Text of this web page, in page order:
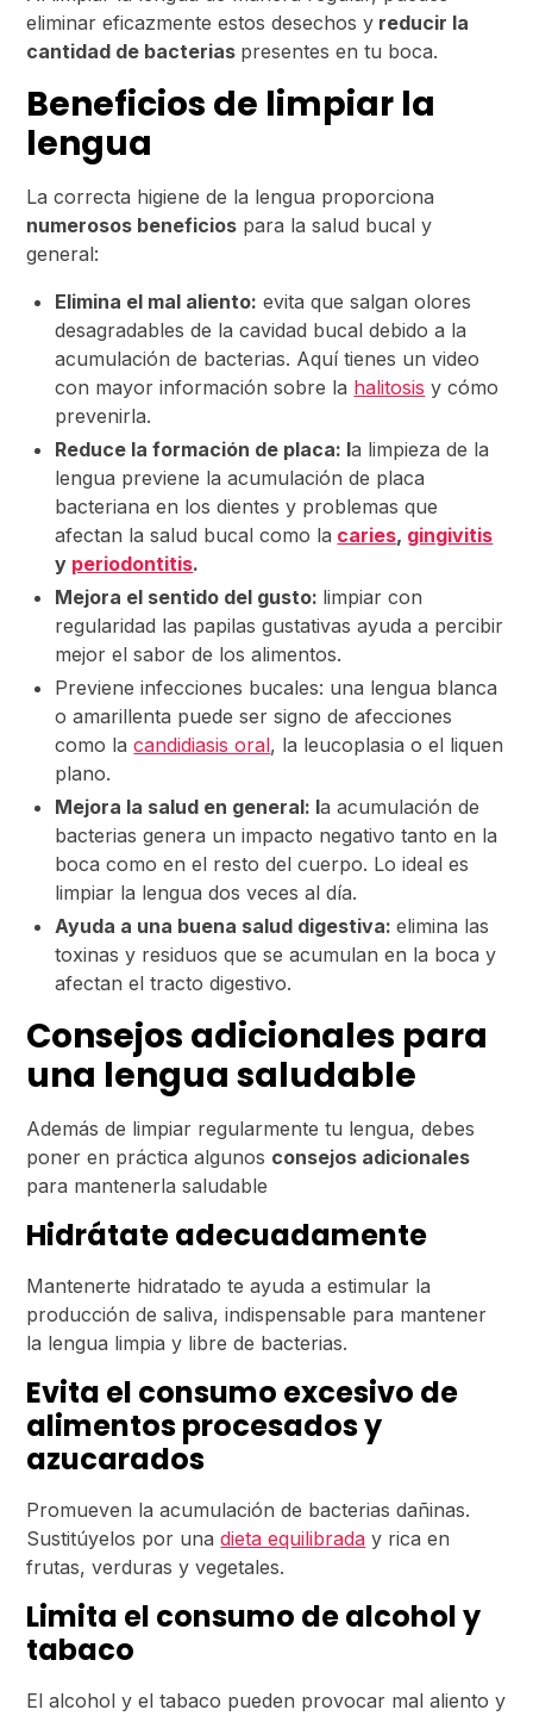
eliminar eficazmente estos desechos y reducir la
cantidad de bacterias presentes en tu boca.
Beneficios de limpiar la
lengua
La correcta higiene de la lengua proporciona
numerosos beneficios para la salud bucal y
general:
Elimina el mal aliento: evita que salgan olores
desagradables de la cavidad bucal debido a la
acumulación de bacterias. Aquí tienes un video
con mayor información sobre la halitosis y cómo
prevenirla.
Reduce la formación de placa: la limpieza de la
lengua previene la acumulación de placa
bacteriana en los dientes y problemas que
afectan la salud bucal como la caries, gingivitis
y periodontitis.
Mejora el sentido del gusto: limpiar con
regularidad las papilas gustativas ayuda a percibir
mejor el sabor de los alimentos.
Previene infecciones bucales: una lengua blanca
o amarillenta puede ser signo de afecciones
como lacandidiasis oral, la leucoplasia o el liquen
plano.
Mejora la salud en general: la acumulación de
bacterias genera un impacto negativo tanto en la
boca como en el resto del cuerpo. Lo ideal es
limpiar la lengua dos veces al día.
Ayuda a una buena salud digestiva:elimina las
toxinas y residuos que se acumulan en la boca y
afectan el tracto digestivo.
Consejos adicionales para
una lengua saludable
Además de limpiar regularmente tu lengua, debes
poner en práctica algunos consejos adicionales
para mantenerla saludable
Hidrátate adecuadamente
Mantenerte hidratado te ayuda a estimular la
producción de saliva, indispensable para mantener
la lengua limpia y libre de bacterias.
Evita el consumo excesivo de
alimentos procesados y
azucarados
Promueven la acumulación de bacterias dañinas.
Sustitúyelos por unadieta equilibrada y rica en
frutas, verduras y vegetales.
Limita el consumo de alcohol y
tabaco
El alcohol y el tabaco pueden provocar mal aliento y